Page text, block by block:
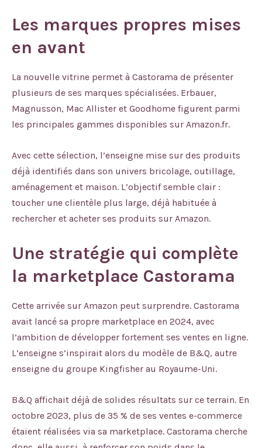
Les marques propres mises
en avant
La nouvelle vitrine permet à Castorama de présenter
plusieurs de ses marques spécialisées. Erbauer,
Magnusson, Mac Allister et Goodhome figurent parmi
les principales gammes disponibles sur Amazon.fr.
Avec cette sélection, l’enseigne mise sur des produits
déjà identifiés dans son univers bricolage, outillage,
aménagement et maison. L’objectif semble clair :
toucher une clientèle plus large, déjà habituée à
rechercher et acheter ses produits sur Amazon.
Une stratégie qui complète
la marketplace Castorama
Cette arrivée sur Amazon peut surprendre. Castorama
avait lancé sa propre marketplace en 2024, avec
l’ambition de développer fortement ses ventes en ligne.
L’enseigne s’inspirait alors du modèle de B&Q, autre
enseigne du groupe Kingfisher au Royaume-Uni.
B&Q affichait déjà de solides résultats sur ce terrain. En
octobre 2023, plus de 35 % de ses ventes e-commerce
étaient réalisées via sa marketplace. Castorama cherche